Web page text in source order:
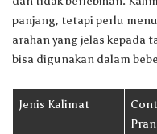
panjang, tetapi perlu
arahan yang jelas kepada
bisa digunakan dalam
Jenis Kalimat